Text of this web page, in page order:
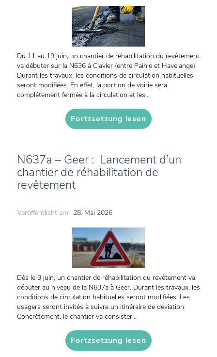
Du 11 au 19 juin, un chantier de réhabilitation du revêtement
va débuter sur la N636 à Clavier (entre Paihle et Havelange).
Durant les travaux, les conditions de circulation habituelles
seront modifiées. En effet, la portion de voirie sera
complétement fermée à la circulation et les...
Fortzsetzung lesen
N637a – Geer : Lancement d’un
chantier de réhabilitation de
revêtement
Veröffentlicht am : 28. Mai 2026
Dès le 3 juin, un chantier de réhabilitation du revêtement va
débuter au niveau de la N637a à Geer. Durant les travaux, les
conditions de circulation habituelles seront modifiées. Les
usagers seront invités à suivre un itinéraire de déviation.
Concrètement, le chantier va consister...
Fortzsetzung lesen